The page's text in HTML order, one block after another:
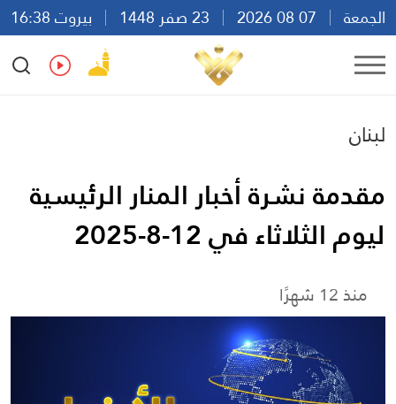
الجمعة
بيروت 16:38
Ar
En Fr Es
لبنان
مقدمة نشرة أخبار المنار الرئيسية
ليوم الثلاثاء في 12-8-2025
منذ 12 شهرًا